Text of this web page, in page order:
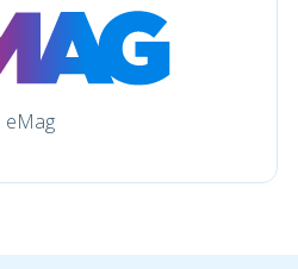
eMag